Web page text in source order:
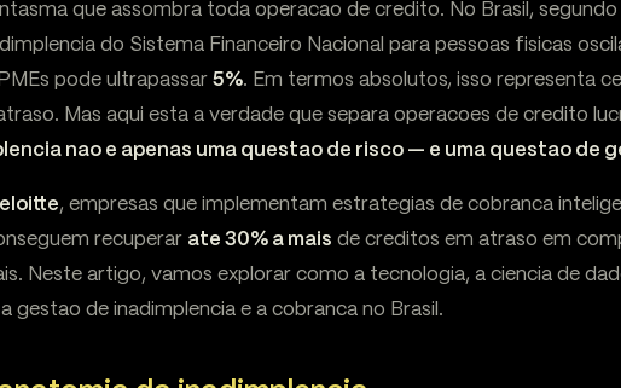
que assombra toda operacao de credito. No Brasil,
do Sistema Financeiro Nacional para pessoas fisicas
pode ultrapassar 5%. Em termos absolutos, isso representa
Mas aqui esta a verdade que separa operacoes de credito
nao e apenas uma questao de risco — e uma questao de
, empresas que implementam estrategias de cobranca
recuperar ate 30% a mais de creditos em atraso em
Neste artigo, vamos explorar como a tecnologia, a ciencia de
gestao de inadimplencia e a cobranca no Brasil.